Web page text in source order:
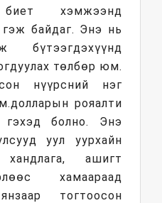
биет хэмжээнд
гэж байдаг. Энэ нь
бүтээгдэхүүнд
төлбөр юм.
нүүрсний нэг
рояалти
гэхэд болно. Энэ
уул уурхайн
ашигт
хамаараад
тогтоосон